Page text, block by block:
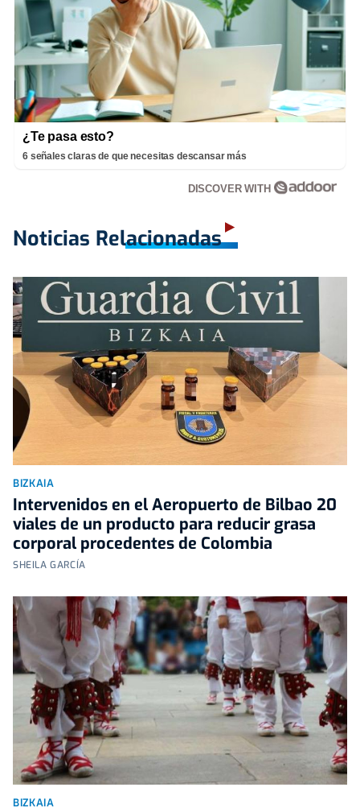
¿Te pasa esto?
6 señales claras de que necesitas descansar más
DISCOVER WITH
Noticias Relacionadas
BIZKAIA
Intervenidos en el Aeropuerto de Bilbao 20
viales de un producto para reducir grasa
corporal procedentes de Colombia
SHEILA GARCÍA
BIZKAIA